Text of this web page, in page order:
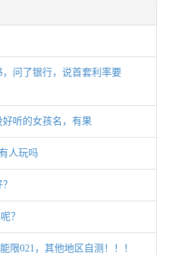
问了银行，说首套利率要
听的女孩名，有果
人玩吗
？
限021，其他地区自测！！！